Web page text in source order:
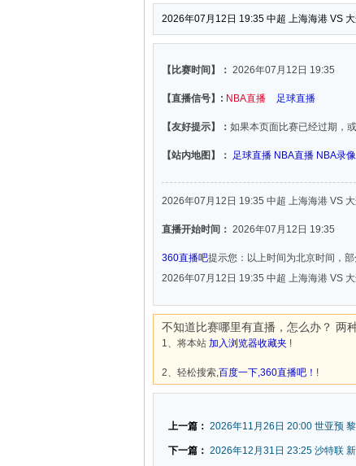
2026年07月12日 19:35 中超 上海海港 VS
【比赛时间】： 2026年07月12日 19:35
【直播信号】: NBA直播 足球直播
【友好提示】： 如果本页面比赛已经过期，
【站内地图】： 足球直播 NBA直播 NBA录
2026年07月12日 19:35 中超 上海海港 VS
直播开始时间： 2026年07月12日 19:35
360直播吧提示您：以上时间为北京时间，
2026年07月12日 19:35 中超 上海海港 VS
不知道比赛哪里有直播，怎么办？ 两
1、将本站 加入浏览器收藏夹 !
2、轻松搜索,百度一下,360直播吧！ !
上一篇： 2026年11月26日 20:00 世亚预
下一篇： 2026年12月31日 23:25 沙特联